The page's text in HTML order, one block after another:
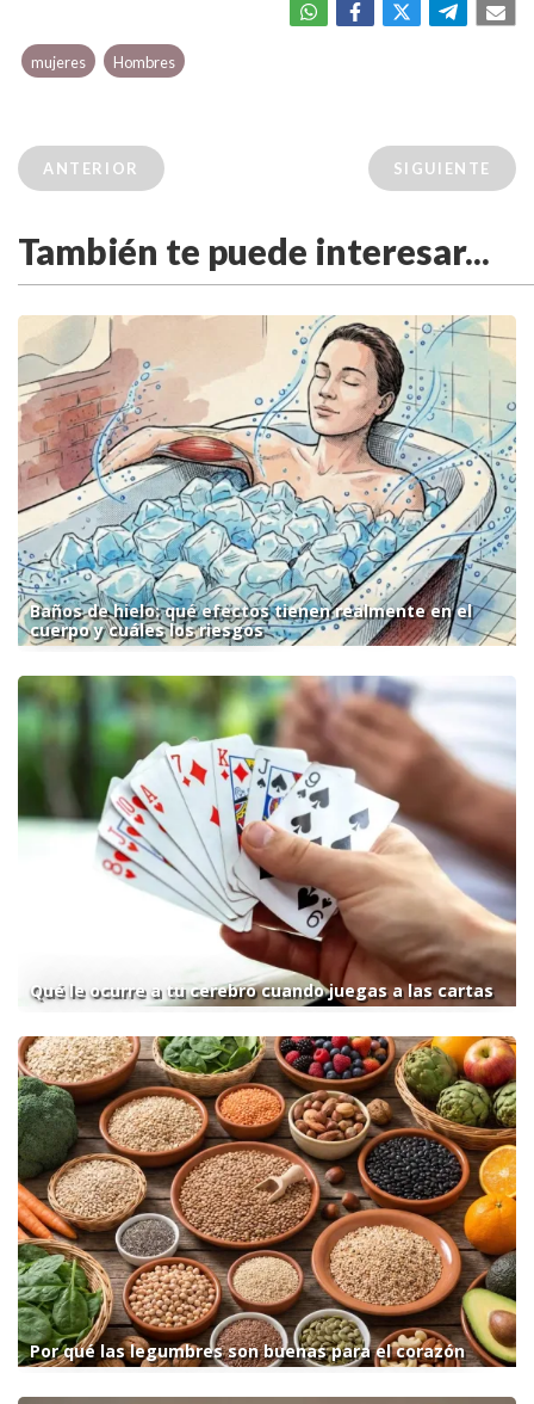
mujeres Hombres
ANTERIOR SIGUIENTE
También te puede interesar...
Baños de hielo: qué efectos tienen realmente en el
cuerpo y cuáles los riesgos
Qué le ocurre a tu cerebro cuando juegas a las cartas
Por qué las legumbres son buenas para el corazón